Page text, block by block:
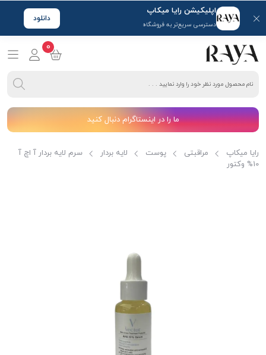
اپلیکیشن رایا میکاپ
دسترسی سریع‌تر به فروشگاه
دانلود
0
ما را در اینستاگرام دنبال کنید
رایا میکاپ مراقبتی پوست لایه بردار
سرم لایه بردار آ اچ آ
10% وکتور